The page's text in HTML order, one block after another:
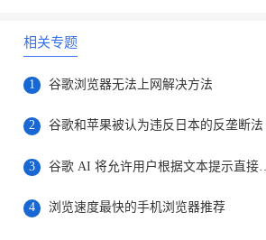
相关专题
1 谷歌浏览器无法上网解决方法
2 谷歌和苹果被认为违反日本的反垄断法
3 谷歌 AI 将允许用户根据文本提示直接创建图片
4 浏览速度最快的手机浏览器推荐